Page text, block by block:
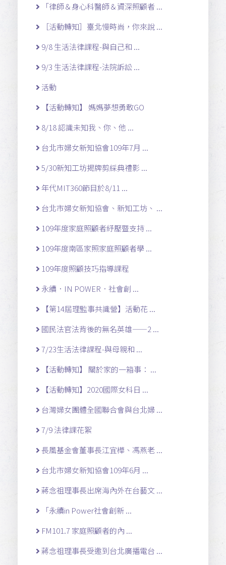
「律師＆身心科醫師＆資深照顧者 ...
［活動轉知］臺北慢時尚，你來說 ...
9/8 生活法律課程-與自己和 ...
9/3 生活法律課程-法院訴訟 ...
活動
【活動轉知】 媽媽夢想勇敢GO
8/18 認識未知我、你、他 ...
台北市婦女新知協會109年7月 ...
5/30新知工坊揭牌剪綵典禮影 ...
年代MIT360節目於8/11 ...
台北市婦女新知協會、新知工坊、 ...
109年度家庭照顧者紓壓暨支持 ...
109年度南區家照家庭照顧者學 ...
109年度照顧技巧指導課程
永續．IN POWER．社會創 ...
【第14屆理監事共識營】活動花 ...
國民法官法背後的無名英雄——2 ...
7/23生活法律課程-與母親和 ...
【活動轉知】 關於家的一箱事： ...
【活動轉知】2020國際女科日 ...
台灣婦女團體全國聯合會與台北婦 ...
7/9 法律課花絮
長風基金會董事長江宜樺、馮燕老 ...
台北市婦女新知協會109年6月 ...
蔣念祖理事長出席海內外在台藝文 ...
「永續in Power社會創新 ...
FM101.7 家庭照顧者的內 ...
蔣念祖理事長受邀到台北廣播電台 ...